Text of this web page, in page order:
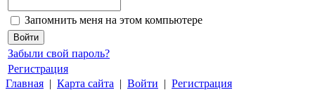
Запомнить меня на этом компьютере
Забыли свой пароль?
Регистрация
Главная | Карта сайта | Войти | Регистрация